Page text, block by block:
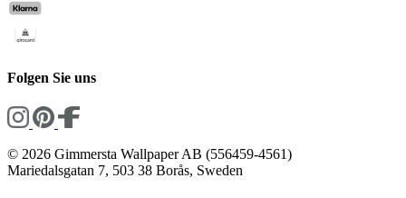
Folgen Sie uns
© 2026 Gimmersta Wallpaper AB (556459-4561)
Mariedalsgatan 7, 503 38 Borås, Sweden